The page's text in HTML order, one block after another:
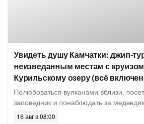
Увидеть душу Камчатки: джип-
неизведанным местам с
Курильскому озеру (всё
Полюбоваться вулканами вблизи,
заповедник и понаблюдать за
16 авг в 08:00